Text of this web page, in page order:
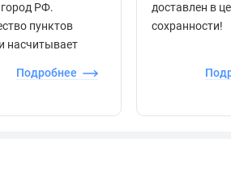
РФ.
пунктов
насчитывает
Подробнее
доставлен в
сохранности!